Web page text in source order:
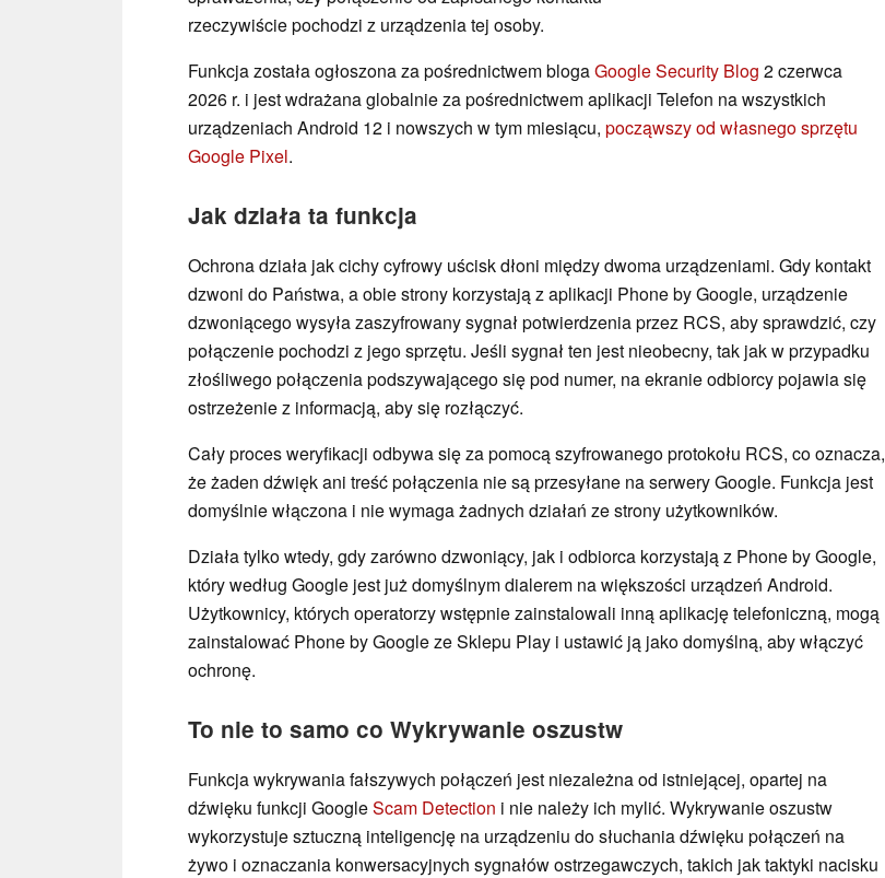
rzeczywiście pochodzi z urządzenia tej osoby.
Funkcja została ogłoszona za pośrednictwem blogaGoogle Security Blog 2 czerwca
2026 r. i jest wdrażana globalnie za pośrednictwem aplikacji Telefon na wszystkich
urządzeniach Android 12 i nowszych w tym miesiącu, począwszy od własnego sprzętu
Google Pixel.
Jak działa ta funkcja
Ochrona działa jak cichy cyfrowy uścisk dłoni między dwoma urządzeniami. Gdy kontakt
dzwoni do Państwa, a obie strony korzystają z aplikacji Phone by Google, urządzenie
dzwoniącego wysyła zaszyfrowany sygnał potwierdzenia przez RCS, aby sprawdzić, czy
połączenie pochodzi z jego sprzętu. Jeśli sygnał ten jest nieobecny, tak jak w przypadku
złośliwego połączenia podszywającego się pod numer, na ekranie odbiorcy pojawia się
ostrzeżenie z informacją, aby się rozłączyć.
Cały proces weryfikacji odbywa się za pomocą szyfrowanego protokołu RCS, co oznacza,
że żaden dźwięk ani treść połączenia nie są przesyłane na serwery Google. Funkcja jest
domyślnie włączona i nie wymaga żadnych działań ze strony użytkowników.
Działa tylko wtedy, gdy zarówno dzwoniący, jak i odbiorca korzystają z Phone by Google,
który według Google jest już domyślnym dialerem na większości urządzeń Android.
Użytkownicy, których operatorzy wstępnie zainstalowali inną aplikację telefoniczną, mogą
zainstalować Phone by Google ze Sklepu Play i ustawić ją jako domyślną, aby włączyć
ochronę.
To nie to samo co Wykrywanie oszustw
Funkcja wykrywania fałszywych połączeń jest niezależna od istniejącej, opartej na
dźwięku funkcji GoogleScam Detection i nie należy ich mylić. Wykrywanie oszustw
wykorzystuje sztuczną inteligencję na urządzeniu do słuchania dźwięku połączeń na
żywo i oznaczania konwersacyjnych sygnałów ostrzegawczych, takich jak taktyki nacisku